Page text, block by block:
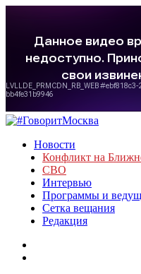
Новости
Конфликт на
СВО
Интервью
Программы и
Сетка вещания
Редакция